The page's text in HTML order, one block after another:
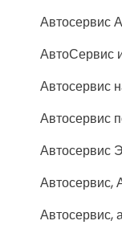
Автосервис
АвтоСервис
Автосервис
Автосервис
Автосервис
Автосервис,
Автосервис,